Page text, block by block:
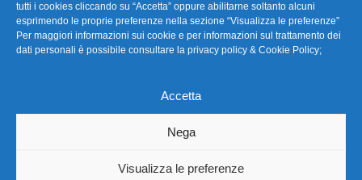
tutti i cookies cliccando su “Accetta” oppure abilitarne soltanto alcuni
esprimendo le proprie preferenze nella sezione “Visualizza le preferenze”
Per maggiori informazioni sui cookie e per informazioni sul trattamento dei
dati personali è possibile consultare la privacy policy & Cookie Policy;
Accetta
Nega
Visualizza le preferenze
TG Confartigianato
Privacy & Cookie Policy
Seguici